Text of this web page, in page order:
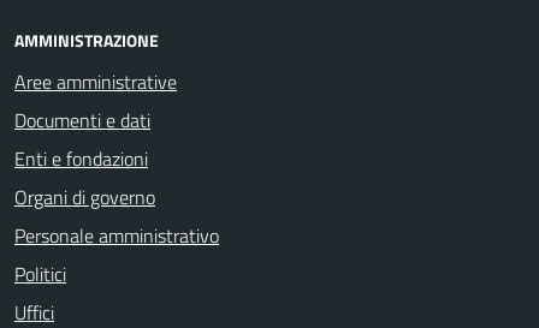
AMMINISTRAZIONE
Aree amministrative
Documenti e dati
Enti e fondazioni
Organi di governo
Personale amministrativo
Politici
Uffici